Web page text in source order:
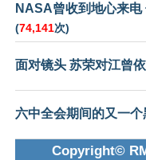
NASA曾收到地心来电
(74,141次)
面对镜头 苏荣对江曾
六中全会期间的又一个
Copyright©